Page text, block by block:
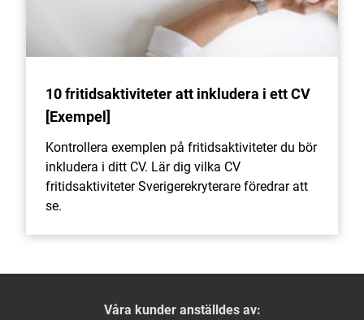
10 fritidsaktiviteter att inkludera i ett CV
[Exempel]
Kontrollera exemplen på fritidsaktiviteter du bör
inkludera i ditt CV. Lär dig vilka CV
fritidsaktiviteter Sverigerekryterare föredrar att
se.
Våra kunder anställdes av: